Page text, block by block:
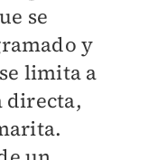
se
y
limita a
directa,